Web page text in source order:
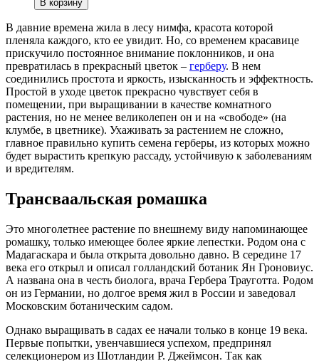
В давние времена жила в лесу нимфа, красота которой
пленяла каждого, кто ее увидит. Но, со временем красавице
прискучило постоянное внимание поклонников, и она
превратилась в прекрасный цветок – герберу. В нем
соединились простота и яркость, изысканность и эффектность.
Простой в уходе цветок прекрасно чувствует себя в
помещении, при выращивании в качестве комнатного
растения, но не менее великолепен он и на «свободе» (на
клумбе, в цветнике). Ухаживать за растением не сложно,
главное правильно купить семена герберы, из которых можно
будет вырастить крепкую рассаду, устойчивую к заболеваниям
и вредителям.
Трансваальская ромашка
Это многолетнее растение по внешнему виду напоминающее
ромашку, только имеющее более яркие лепестки. Родом она с
Мадагаскара и была открыта довольно давно. В середине 17
века его открыл и описал голландский ботаник Ян Гроновиус.
А названа она в честь биолога, врача Гербера Трауготта. Родом
он из Германии, но долгое время жил в России и заведовал
Московским ботаническим садом.
Однако выращивать в садах ее начали только в конце 19 века.
Первые попытки, увенчавшиеся успехом, предпринял
селекционером из Шотландии Р. Джеймсон. Так как